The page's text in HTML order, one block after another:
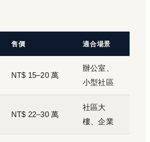
售價 適合場景
NT$ 15–20 萬
辦公室、
小型社區
NT$ 22–30 萬
社區大
樓、企業